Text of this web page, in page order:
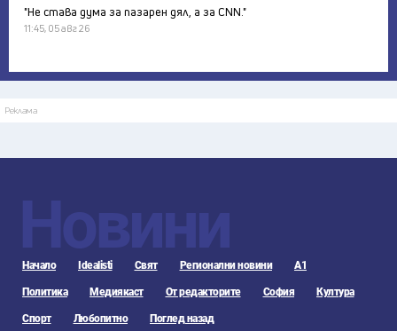
"Не става дума за пазарен дял, а за CNN."
11:45, 05 авг 26
Реклама
Новини
Начало Idealisti Свят Регионални новини А1
Политика Медиякаст От редакторите София Култура
Спорт Любопитно Поглед назад